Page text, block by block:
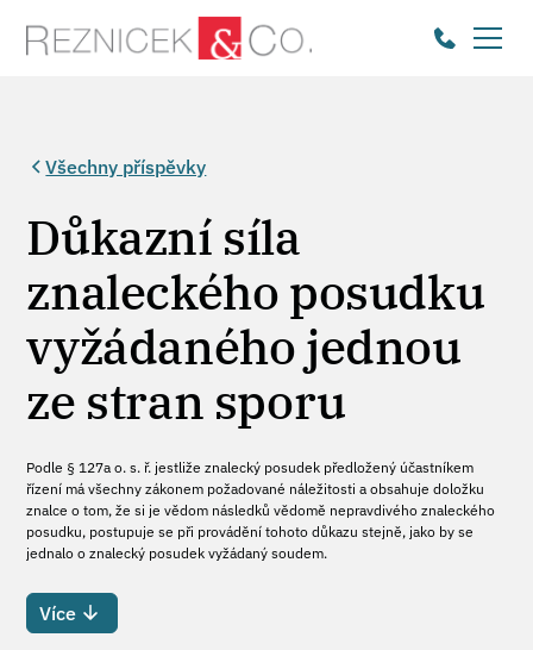
Všechny příspěvky
Důkazní síla
znaleckého posudku
vyžádaného jednou
ze stran sporu
Podle § 127a o. s. ř. jestliže znalecký posudek předložený účastníkem
řízení má všechny zákonem požadované náležitosti a obsahuje doložku
znalce o tom, že si je vědom následků vědomě nepravdivého znaleckého
posudku, postupuje se při provádění tohoto důkazu stejně, jako by se
jednalo o znalecký posudek vyžádaný soudem.
Více